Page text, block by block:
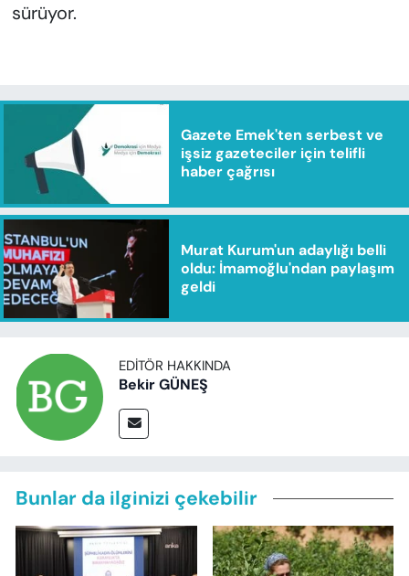
sürüyor.
Gazete Emek'ten serbest ve
işsiz gazeteciler için telifli
haber çağrısı
Murat Kurum'un adaylığı belli
oldu: İmamoğlu'ndan paylaşım
geldi
EDITÖR HAKKINDA
Bekir GÜNEŞ
Bunlar da ilginizi çekebilir